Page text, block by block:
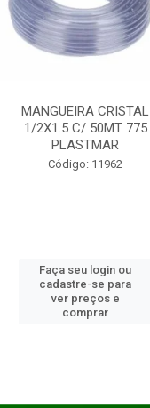
MANGUEIRA CRISTAL
1/2X1.5 C/ 50MT 775
PLASTMAR
Código: 11962
Faça seu login ou
cadastre-se para
ver preços e
comprar